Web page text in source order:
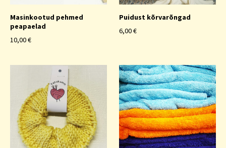
Masinkootud pehmed
peapaelad
10,00 €
Puidust kõrvarõngad
6,00 €